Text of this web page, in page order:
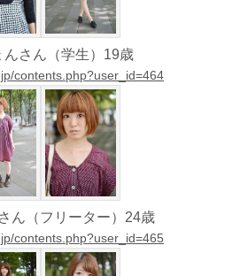
んさん（学生）19歳
contents.php?user_id=464
ん（フリーター）24歳
contents.php?user_id=465